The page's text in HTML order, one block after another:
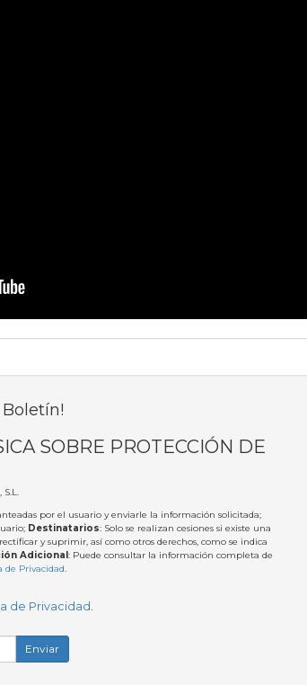
Boletín!
SOBRE PROTECCIÓN DE
por el usuario y enviarle la información solicitada;
Destinatarios: Solo se realizan cesiones si existe una
y suprimir, así como otros derechos, como se indica
Adicional: Puede consultar la información completa de
de Privacidad
de Privacidad
Enviar